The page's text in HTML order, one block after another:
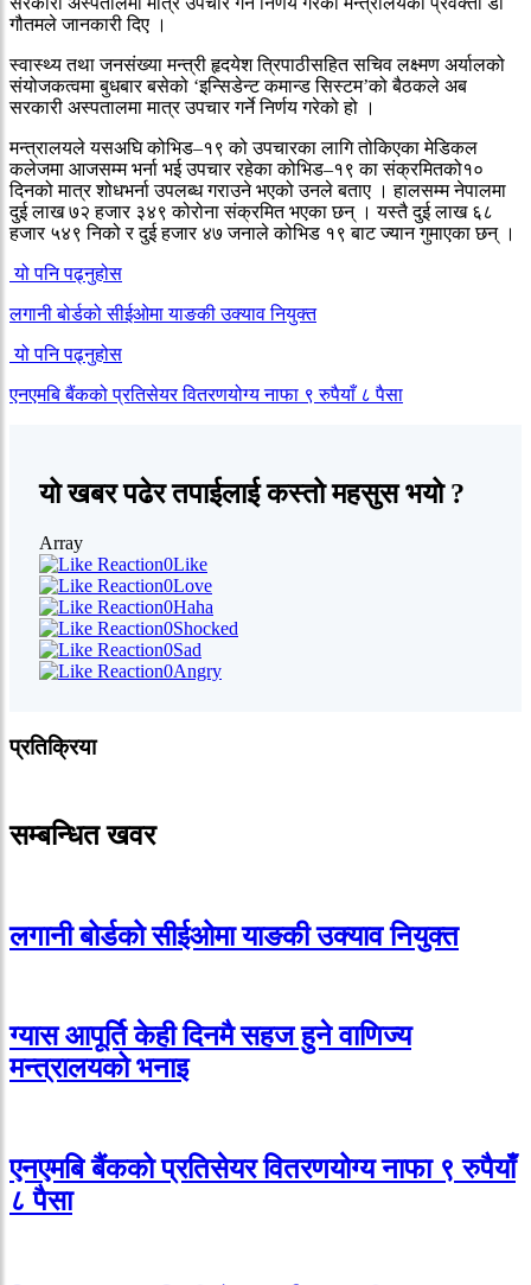
गौतमले जानकारी दिए ।
स्वास्थ्य तथा जनसंख्या मन्त्री हृदयेश त्रिपाठीसहित सचिव लक्ष्मण अर्यालको
संयोजकत्वमा बुधबार बसेको ‘इन्सिडेन्ट कमान्ड सिस्टम’को बैठकले अब
सरकारी अस्पतालमा मात्र उपचार गर्ने निर्णय गरेको हो ।
मन्त्रालयले यसअघि कोभिड–१९ को उपचारका लागि तोकिएका मेडिकल
कलेजमा आजसम्म भर्ना भई उपचार रहेका कोभिड–१९ का संक्रमितको१०
दिनको मात्र शोधभर्ना उपलब्ध गराउने भएको उनले बताए । हालसम्म नेपालमा
दुई लाख ७२ हजार ३४९ कोरोना संक्रमित भएका छन् । यस्तै दुई लाख ६८
हजार ५४९ निको र दुई हजार ४७ जनाले कोभिड १९ बाट ज्यान गुमाएका छन् ।
यो पनि पढ्नुहोस
लगानी बोर्डको सीईओमा याङकी उक्याव नियुक्त
यो पनि पढ्नुहोस
एनएमबि बैंकको प्रतिसेयर वितरणयोग्य नाफा ९ रुपैयाँ ८ पैसा
यो खबर पढेर तपाईलाई कस्तो महसुस भयो ?
Array
0Like
0Love
0Haha
0Shocked
0Sad
0Angry
प्रतिक्रिया
सम्बन्धित खवर
लगानी बोर्डको सीईओमा याङकी उक्याव नियुक्त
ग्यास आपूर्ति केही दिनमै सहज हुने वाणिज्य
मन्त्रालयको भनाइ
एनएमबि बैंकको प्रतिसेयर वितरणयोग्य नाफा ९ रुपैयाँ
८ पैसा